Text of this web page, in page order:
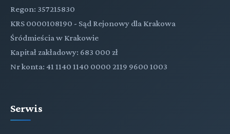
Regon: 357215830
KRS 0000108190 - Sąd Rejonowy dla Krakowa
Śródmieścia w Krakowie
Kapitał zakładowy: 683 000 zł
Nr konta: 41 1140 1140 0000 2119 9600 1003
Serwis